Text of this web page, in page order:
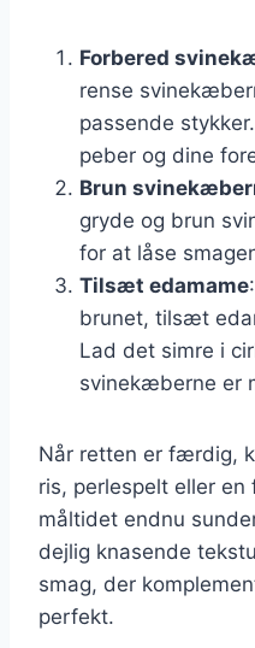
Forbered
rense
passende
peber og dine
Brun
gryde og brun
for at låse
Tilsæt edamame
brunet, tilsæt
Lad det simre i
svinekæberne er
Når retten er færdig,
ris, perlespelt eller
måltidet endnu
dejlig knasende
smag, der
perfekt.